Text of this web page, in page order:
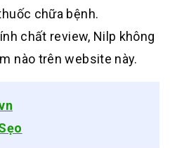
chữa bệnh.
chất review, Nilp không
nào trên website này.